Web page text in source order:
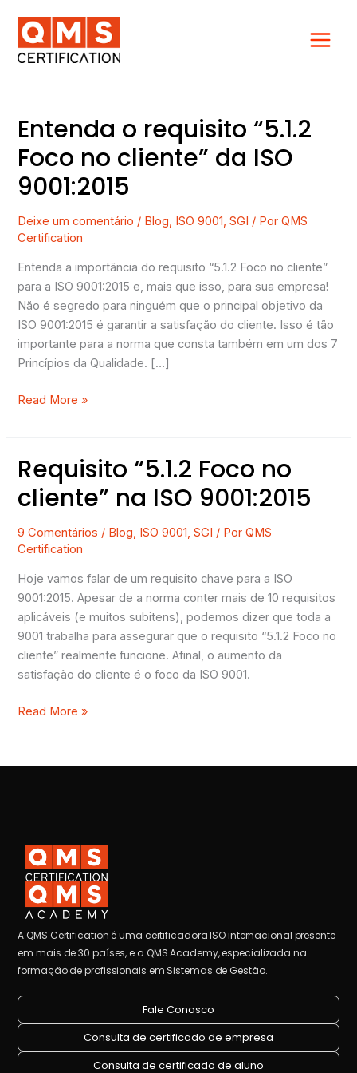
para
conteúdo
Entenda o requisito “5.1.2
Foco no cliente” da ISO
9001:2015
Deixe um comentário / Blog, ISO 9001,SGI / PorQMS
Certification
Entenda a importância do requisito “5.1.2 Foco no cliente”
para a ISO 9001:2015 e, mais que isso, para sua empresa!
Não é segredo para ninguém que o principal objetivo da
ISO 9001:2015 é garantir a satisfação do cliente. Isso é tão
importante para a norma que consta também em um dos 7
Princípios da Qualidade. […]
Entenda
requisito
“5.1.2
no
cliente”
9001:2015
Read More »
Requisito “5.1.2 Foco no
cliente” na ISO 9001:2015
9 Comentários / Blog, ISO 9001,SGI / PorQMS
Certification
Hoje vamos falar de um requisito chave para a ISO
9001:2015. Apesar de a norma conter mais de 10 requisitos
aplicáveis (e muitos subitens), podemos dizer que toda a
9001 trabalha para assegurar que o requisito “5.1.2 Foco no
cliente” realmente funcione. Afinal, o aumento da
satisfação do cliente é o foco da ISO 9001.
Requisito
Foco
cliente”
ISO
9001:2015
Read More »
A QMS Certification é uma certificadora ISO internacional presente
em mais de 30 países, e a QMS Academy, especializada na
formação de profissionais em Sistemas de Gestão.
Fale Conosco
Consulta de certificado de empresa
Consulta de certificado de aluno